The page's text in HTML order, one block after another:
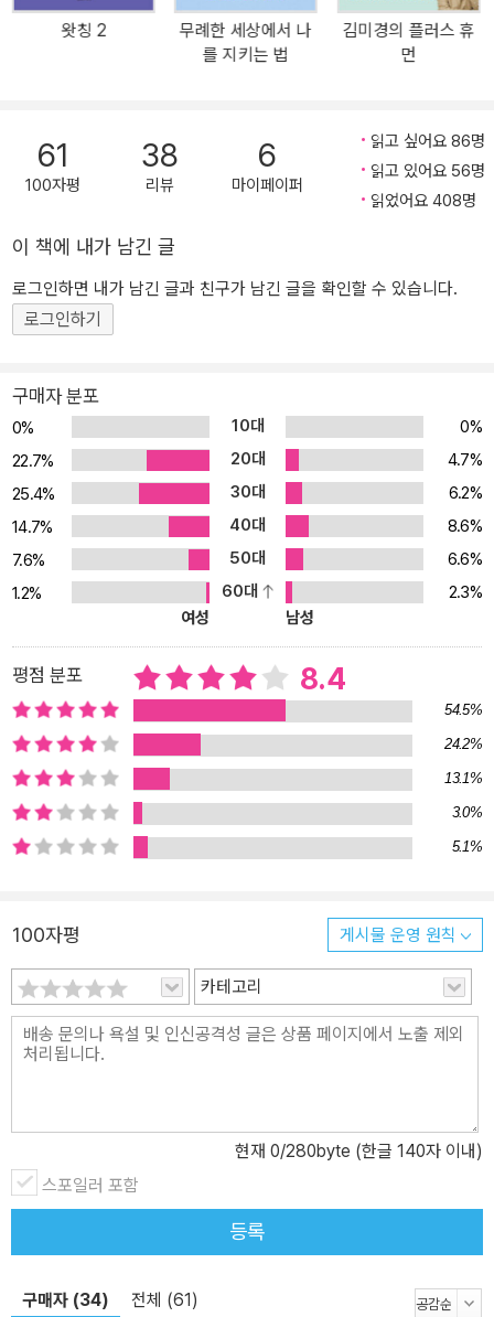
성돼 있기 때문이다. 이게 바로 양자 물리학의 ‘관찰자 효과(observe
r effect)'이다. 사람이 바라보는 대로 만물이 변화한다는 뜻이다. 이
우주원리는 아인슈타인, 하이젠베르크, 보어, 파인만 등 기라성 같은
지 못했을 뿐이다. 25년차 방송기자이자 앵커인 저자는 가족들의 잇
단 사망으로 극심한 마음의 병에 걸린다. 그 병을 치유하기 위해 해외
의 심리치료 명저들을 탐독하기 시작한다. 드디어 자신이 병에 걸린
원인을 깨달아 제3자의 눈으로 자신을 바라보는 순간, 마음의 병은
원리에 관한 책들을 차근차근 읽어가며 명상을 하기 시작하고 마침내
관찰자 효과에 완전히 눈을 뜬다. 그 원리를 때마침 맡게 된 대학 4학
믿기지 않는 우주의 신기한 원리들이 최고과학자들의 실험을 통해 누
구나 알기 쉽게 소개된다. 인생의 고민들 뿐 아니라, 영혼이 실제로 존
재하는지의 여부까지도 놀랍도록 쉽게 깨닫게 된다 나를 완전히 바꿔
놓는 왓칭 요술 맛보기! ㆍ내가 원하는 몸 만들기 하버드 대학의 랭거
교수는 여러 호텔의 청소부 84명에게 청소 활동의 운동량을 설명해
주었다. 그리고 한 달 후 그들의 건강 상태를 검진해보았더니 체중, 허
리둘레, 지방, 혈압이 크게 감소했다. 자신의 행위를 바라보는 눈이 달
라지니 절로 몸이 변화한 것이다. ㆍ나를 남으로 바라보면 효과 백 배
오하이오 주립대학의 리비 교수는 선거를 하루 앞둔 날에 학생들로
하여금 투표를 하는 자신의 모습을 각각 1인칭과 3인칭의 시점으로
상상해보도록 하고 실제 투표 여부를 확인해보았다. 놀랍게도 1인칭
의 상상은 72퍼센트, 3인칭의 상상은 90퍼센트의 투표율을 보였다.
학생들의 평균 투표율이 20퍼센트인 것을 감안하면, 잠재의식에 심
어진 작은 씨앗 하나가 엄청난 변화를 일으켰던 것이다. ㆍ과정을 바
라보면 쉽게 달성된다 이스라엘 헤브루 대학의 브레츠니츠 교수는 군
인들에게 40킬로미터의 행군을 시키고 스트레스 호르몬 수치를 조사
했다. 그런데 한 그룹에는 30킬로미터 행군이라고 알려주고 다른 그
는지에 대한 생각에 따라 요동치는 것으로 나타났다. 즉 우리는 현실
에 반응하는 게 아니라 각자가 현실로 바라보는 이미지에 반응하는
것이다. ㆍ지능을 껑충 높이려면? 스탠퍼드 대학의 스틸 교수는 SAT
시험을 치르기 직전 흑인학생들에게 인종을 명시하도록 해보았다. 그
러자 그들의 점수는 평소보다 형편없이 떨어졌다. 해당란에 '흑인'이
두뇌를 어떻게 바라보느냐에 달린 문제다. ㆍ부정적 생각 꺼버리기
우리의 부정적 감정에 불을 당기는 것은 생존을 책임지고 있는 아미
그달라(편도체)이다. 부정적인 감정이나 생각은 내 생존을 위해 생겨
야 한다. 하버드 대학의 테일러 박사는 어떤 부정적 생각과 감정이라
이 조용히 주시하기만 하면 금세 사라진다고 말한다.
왓칭 2
무례한 세상에서 나
를 지키는 법
김미경의 플러스 휴
먼
61
100자평
38
리뷰
6
마이페이퍼
읽고 싶어요 86명
읽고 있어요 56명
읽었어요 408명
이 책에 내가 남긴 글
로그인하면 내가 남긴 글과 친구가 남긴 글을 확인할 수 있습니다.
로그인하기
구매자 분포
0% 10대
0%
22.7%
20대
4.7%
25.4%
30대
6.2%
14.7%
40대
8.6%
7.6%
50대
6.6%
1.2%
60대
2.3%
여성
남성
평점 분포 8.4
54.5%
24.2%
13.1%
3.0%
5.1%
100자평 게시물 운영 원칙
카테고리
현재 0/280byte (한글 140자 이내)
스포일러 포함
등록
구매자 (34) 전체 (61)